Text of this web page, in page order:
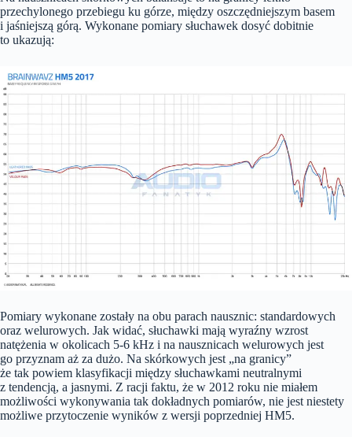
przechylonego przebiegu ku górze, między oszczędniejszym basem
i jaśniejszą górą. Wykonane pomiary słuchawek dosyć dobitnie
to ukazują:
Pomiary wykonane zostały na obu parach nausznic: standardowych
oraz welurowych. Jak widać, słuchawki mają wyraźny wzrost
natężenia w okolicach 5-6 kHz i na nausznicach welurowych jest
go przyznam aż za dużo. Na skórkowych jest „na granicy”
że tak powiem klasyfikacji między słuchawkami neutralnymi
z tendencją, a jasnymi. Z racji faktu, że w 2012 roku nie miałem
możliwości wykonywania tak dokładnych pomiarów, nie jest niestety
możliwe przytoczenie wyników z wersji poprzedniej HM5.